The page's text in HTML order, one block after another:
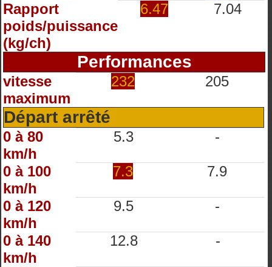
Rapport
poids/puissance
(kg/ch)
6.47 7.04
Performances
vitesse
maximum
232 205
Départ arrêté
0 à 80
km/h
5.3 -
0 à 100
km/h
7.3 7.9
0 à 120
km/h
9.5 -
0 à 140
km/h
12.8 -